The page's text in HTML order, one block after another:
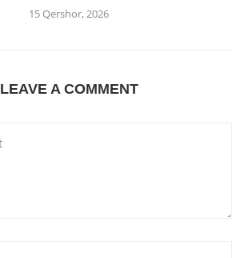
15 Qershor, 2026
LEAVE A COMMENT